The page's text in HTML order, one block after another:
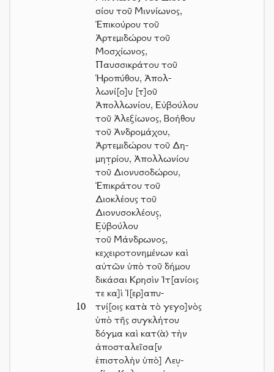
σίου τοῦ Μιννίωνος,
Ἐπικούρου τοῦ
Ἀρτεμιδώρου τοῦ
Μοσχίωνος,
Παυσσικράτου τοῦ
Ἡροπύθου, Ἀπολ-
λωνί[ο]υ [τ]οῦ
Ἀπολλωνίου, Εὐβούλου
τοῦ Ἀλεξίωνος, Βοήθου
τοῦ Ἀνδρομάχου,
Ἀρτεμιδώρου τοῦ Δη-
μητ̣ρίου, Ἀπολλωνίου
τοῦ Διονυσοδώρου,
Ἐπικράτου τοῦ
Διοκλέους τοῦ
Διονυσοκλέους̣,
Ε̣ὐβούλου
τοῦ Μάνδρωνος,
κεχειροτονημένων καὶ
αὐτῶν ὑπὸ τοῦ δήμου
δικάσαι Κρησὶν Ἰτ[ανίοις
τε κα]ὶ Ἱ[ερ]απυ-
10
τνί̣[οις κατὰ τὸ γεγο]νὸς
ὑπὸ τῆς συγκλήτου
δόγμα καὶ κατ⟨ὰ⟩ τὴν
ἀποσταλεῖσα[ν
ἐπιστολὴν ὑπὸ] Λευ̣-